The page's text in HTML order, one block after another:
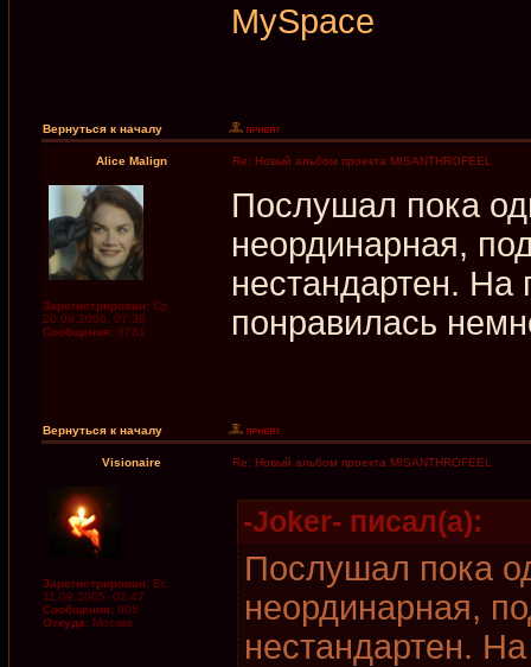
MySpace
Вернуться к началу
Alice Malign Re: Новый альбом проекта MISANTHROFEEL
Зарегистрирован: Ср
20.09.2006, 07:38
Сообщения: 6781
Послушал пока
неординарная,
нестандартен. На
понравилась
Вернуться к началу
Visionaire Re: Новый альбом проекта MISANTHROFEEL
Зарегистрирован: Вс
11.09.2005, 02:47
Сообщения: 906
Откуда: Москва
-Joker- писал(а):
Послушал пока
неординарная,
нестандартен.